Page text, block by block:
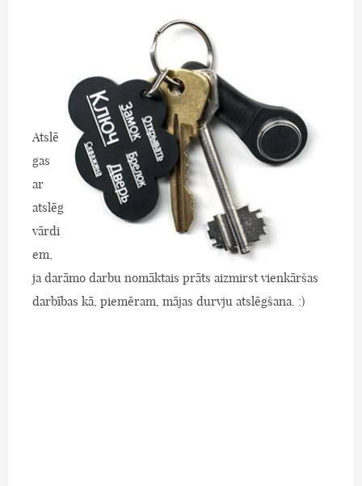
Atslē
gas
ar
atslēg
vārdi
em,
ja darāmo darbu nomāktais prāts aizmirst vienkāršas
darbības kā, piemēram, mājas durvju atslēgšana. :)